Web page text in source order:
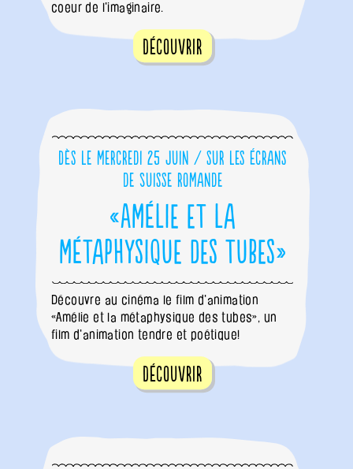
coeur de l'imaginaire.
Découvrir
Dès le mercredi 25 juin / sur les écrans
de Suisse romande
«Amélie et la
métaphysique des tubes»
Découvre au cinéma le film d'animation
«Amélie et la métaphysique des tubes», un
film d'animation tendre et poétique!
Découvrir